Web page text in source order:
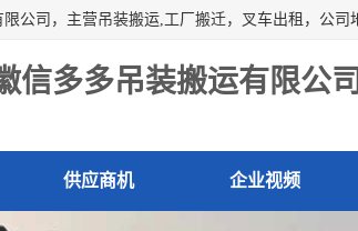
信多多吊装搬运有限公司
供应商机 企业视频